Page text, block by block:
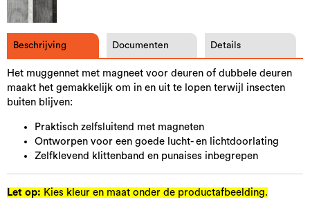
Beschrijving Documenten Details
Het muggennet met magneet voor deuren of dubbele deuren
maakt het gemakkelijk om in en uit te lopen terwijl insecten
buiten blijven:
Praktisch zelfsluitend met magneten
Ontworpen voor een goede lucht- en lichtdoorlating
Zelfklevend klittenband en punaises inbegrepen
Let op: Kies kleur en maat onder de productafbeelding.